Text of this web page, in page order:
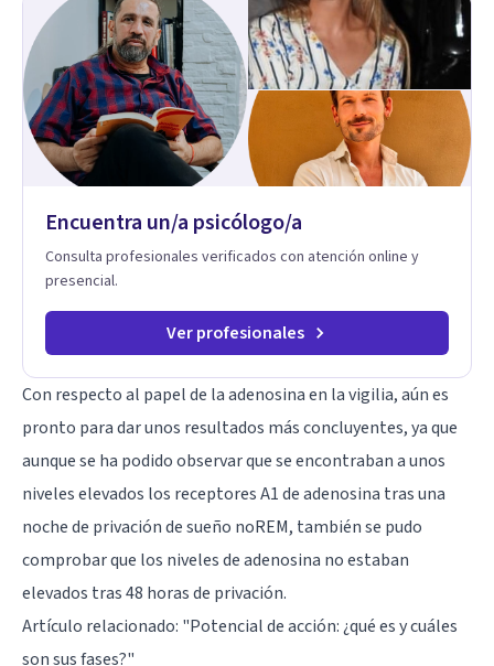
estableciendo objetivos graduales y flexibles, de acuerdo a
tu ritmo y posibilidades.
Encuentra un/a psicólogo/a
Consulta profesionales verificados con atención online y
presencial.
Ver profesionales
Con respecto al papel de la adenosina en la vigilia, aún es
pronto para dar unos resultados más concluyentes, ya que
aunque se ha podido observar que se encontraban a unos
niveles elevados los receptores A1 de adenosina tras una
noche de privación de sueño noREM, también se pudo
comprobar que los niveles de adenosina no estaban
elevados tras 48 horas de privación.
Artículo relacionado: "Potencial de acción: ¿qué es y cuáles
son sus fases?"